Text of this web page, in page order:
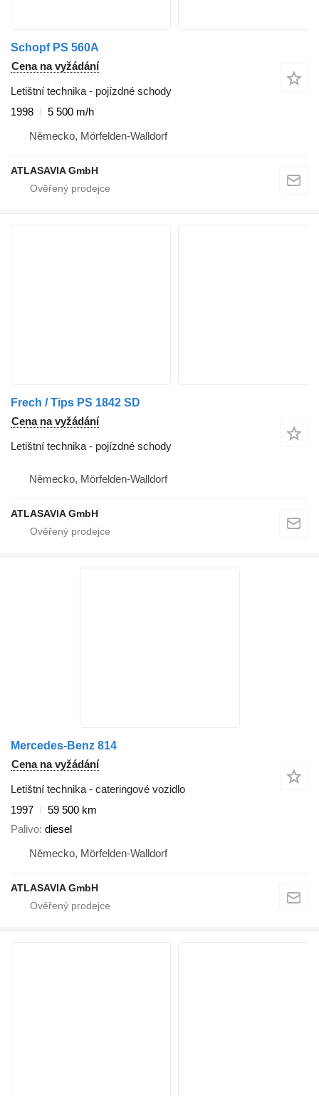
Schopf PS 560A
Cena na vyžádání
Letištní technika - pojízdné schody
1998
5 500 m/h
Německo, Mörfelden-Walldorf
ATLASAVIA GmbH
Frech / Tips PS 1842 SD
Cena na vyžádání
Letištní technika - pojízdné schody
Německo, Mörfelden-Walldorf
ATLASAVIA GmbH
Mercedes-Benz 814
Cena na vyžádání
Letištní technika - cateringové vozidlo
1997
59 500 km
Palivo diesel
Německo, Mörfelden-Walldorf
ATLASAVIA GmbH